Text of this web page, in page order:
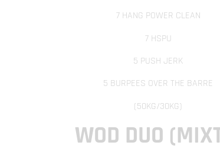
7 HANG POWER CLEAN
7 HSPU
5 PUSH JERK
5 BURPEES OVER THE BARRE
(50KG/30KG)
WOD DUO